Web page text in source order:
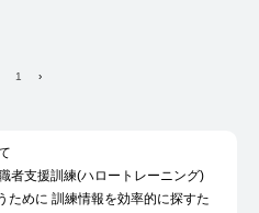
1 ›
者支援訓練(ハロートレーニング)
ために 訓練情報を効率的に探すた